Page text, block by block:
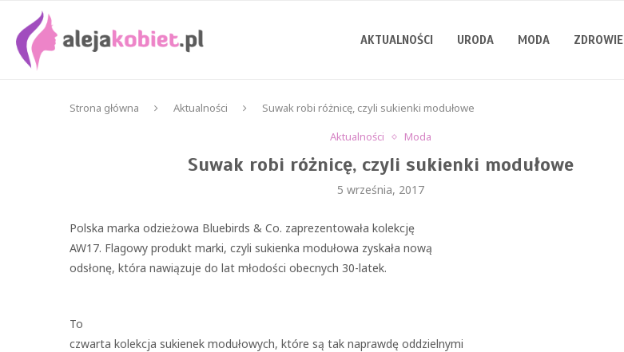
AKTUALNOŚCI URODA MODA ZDROWIE
Strona główna Aktualności
Suwak robi różnicę, czyli sukienki modułowe
Aktualności
Moda
Suwak robi różnicę, czyli sukienki modułowe
5 września, 2017
Polska marka odzieżowa Bluebirds & Co. zaprezentowała kolekcję
AW17. Flagowy produkt marki, czyli sukienka modułowa zyskała nową
odsłonę, która nawiązuje do lat młodości obecnych 30-latek.
To
czwarta kolekcja sukienek modułowych, które są tak naprawdę oddzielnymi